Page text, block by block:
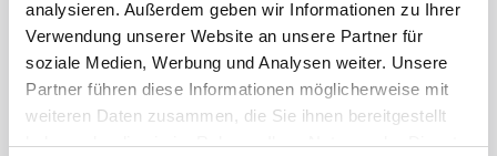
analysieren. Außerdem geben wir Informationen zu Ihrer
Verwendung unserer Website an unsere Partner für
soziale Medien, Werbung und Analysen weiter. Unsere
Partner führen diese Informationen möglicherweise mit
weiteren Daten zusammen, die Sie ihnen bereitgestellt
haben oder die sie im Rahmen Ihrer Nutzung der Dienste
24 Std. 1M 3M 1J 5J